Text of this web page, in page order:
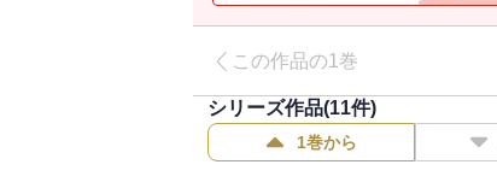
〈著者からの一言〉
自分が楽しいと思う要素を、これで
【目次】
プロローグ
悪役令嬢は兄と仲良くなりたい
この作品の1巻
シリーズ作品(11件)
1巻から